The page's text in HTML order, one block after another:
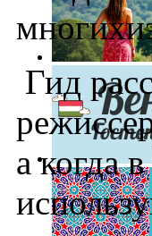
Гид
а когда